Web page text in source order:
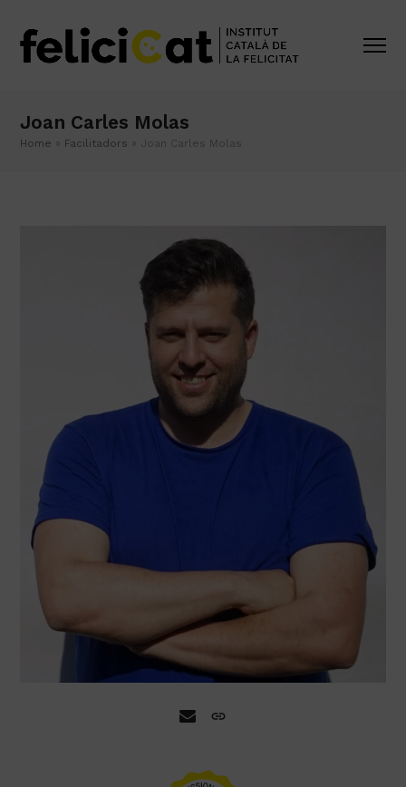
Joan Carles Molas
Home » Facilitadors » Joan Carles Molas
EmailWebsite